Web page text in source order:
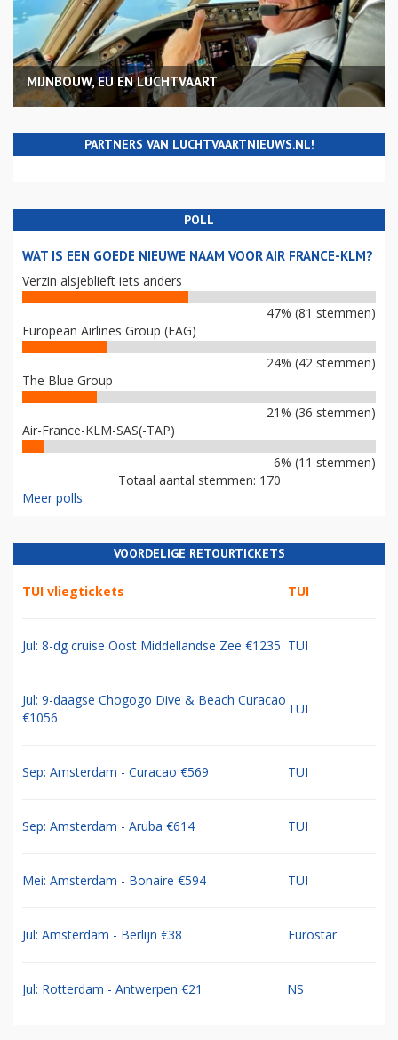
MIJNBOUW, EU EN LUCHTVAART
PARTNERS VAN LUCHTVAARTNIEUWS.NL!
POLL
WAT IS EEN GOEDE NIEUWE NAAM VOOR AIR FRANCE-KLM?
Verzin alsjeblieft iets anders
47% (81 stemmen)
European Airlines Group (EAG)
24% (42 stemmen)
The Blue Group
21% (36 stemmen)
Air-France-KLM-SAS(-TAP)
6% (11 stemmen)
Totaal aantal stemmen: 170
Meer polls
VOORDELIGE RETOURTICKETS
TUI vliegtickets TUI
Jul: 8-dg cruise Oost Middellandse Zee €1235 TUI
Jul: 9-daagse Chogogo Dive & Beach Curacao
€1056
TUI
Sep: Amsterdam - Curacao €569 TUI
Sep: Amsterdam - Aruba €614 TUI
Mei: Amsterdam - Bonaire €594 TUI
Jul: Amsterdam - Berlijn €38 Eurostar
Jul: Rotterdam - Antwerpen €21 NS